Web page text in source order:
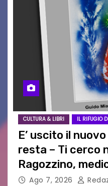
CULTURA & LIBRI IL RIFUGIO
E’ uscito il
resta – Ti cerco
Ragozzino,
Capua
Ago 7, 2026